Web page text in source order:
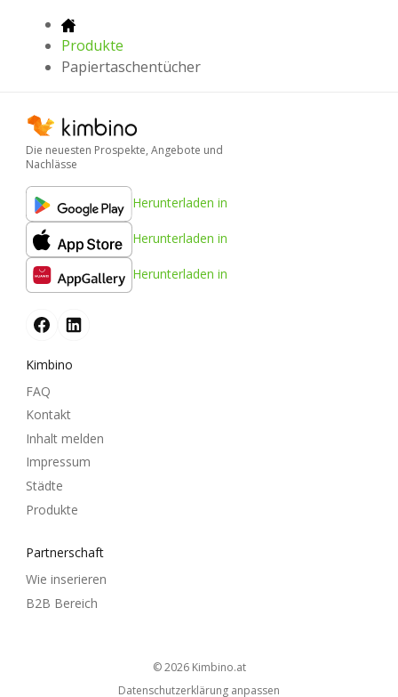
Produkte
Papiertaschentücher
Die neuesten Prospekte, Angebote und
Nachlässe
Herunterladen in
Herunterladen in
Herunterladen in
Kimbino
FAQ
Kontakt
Inhalt melden
Impressum
Städte
Produkte
Partnerschaft
Wie inserieren
B2B Bereich
© 2026 kimbino.at
Datenschutzerklärung anpassen